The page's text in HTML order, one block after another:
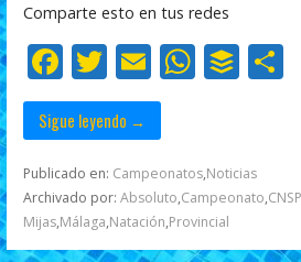
o
k
p
p r
Comparte esto en tus redes
F
ac
e
b
o
o
T
w
itt
er
E
m
ai
l
W
s
A
p
B
er
C
Sigue leyendo →
Publicado en: Campeonatos,Noticias
Archivado por: Absoluto,Campeonato,CNSP
Mijas,Málaga,Natación,Provincial